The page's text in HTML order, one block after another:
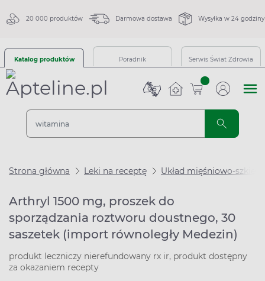
20 000 produktów Darmowa dostawa Wysyłka w 24 godziny
Katalog produktów Poradnik Serwis Świat Zdrowia
sztuk
Strona główna Leki na receptę Układ mięśniowo-
Arthryl 1500 mg, proszek do
sporządzania roztworu doustnego, 30
saszetek (import równoległy Medezin)
produkt leczniczy nierefundowany rx ir, produkt dostępny
za okazaniem recepty